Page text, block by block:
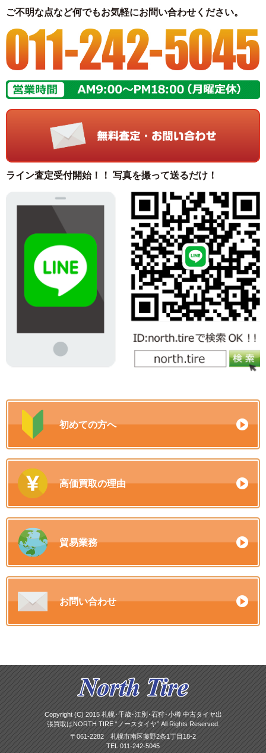
ご不明な点など何でもお気軽にお問い合わせください。
ライン査定受付開始！！ 写真を撮って送るだけ！
初めての方へ
高価買取の理由
貿易業務
お問い合わせ
Copyright (C) 2015 札幌･千歳･江別･石狩･小樽 中古タイヤ出
張買取はNORTH TIRE “ノースタイヤ” All Rights Reserved.
〒061-2282 札幌市南区藤野2条1丁目18-2
TEL 011-242-5045